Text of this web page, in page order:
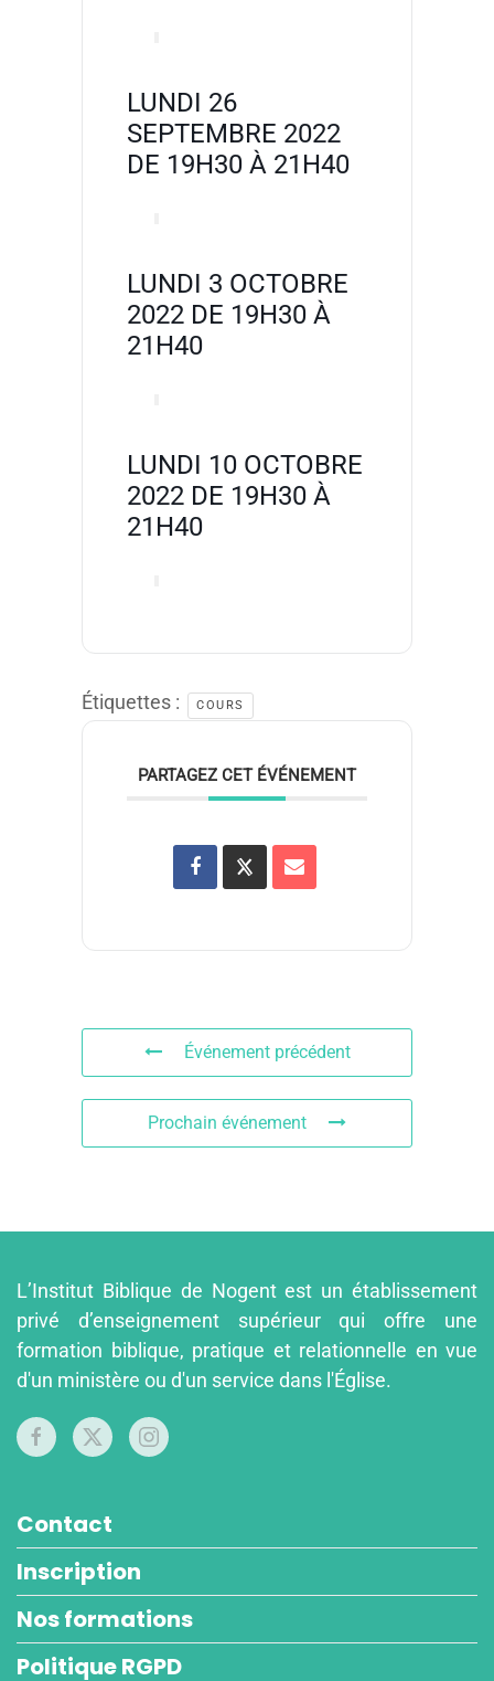
LUNDI 26
SEPTEMBRE 2022
DE 19H30 À 21H40
LUNDI 3 OCTOBRE
2022 DE 19H30 À
21H40
LUNDI 10 OCTOBRE
2022 DE 19H30 À
21H40
Étiquettes : COURS
PARTAGEZ CET ÉVÉNEMENT
Événement précédent
Prochain événement
L’Institut Biblique de Nogent est un établissement
privé d’enseignement supérieur qui offre une
formation biblique, pratique et relationnelle en vue
d'un ministère ou d'un service dans l'Église.
Contact
Inscription
Nos formations
Politique RGPD